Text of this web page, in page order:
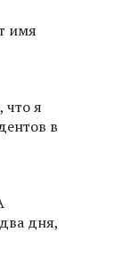
имя
что я
в
дня,